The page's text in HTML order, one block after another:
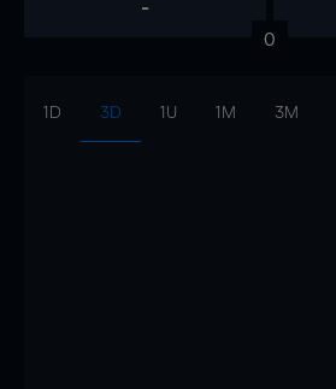
-
0
1D 3D 1U 1M 3M